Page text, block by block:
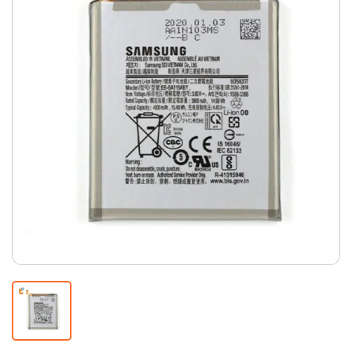
Thay màn hình
Màn hình iPhone Màn hình Samsung
Màn hình Xiaomi Màn hình Realme
Màn hình Vsmart Màn hình Google Pixel
Thay pin
Pin iPhone Pin Samsumg Pin Oppo
Pin Realme
Thay vỏ